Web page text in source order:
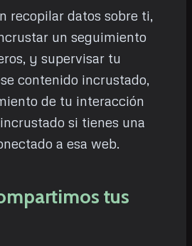
recopilar datos sobre ti,
un seguimiento
y supervisar tu
contenido incrustado,
de tu interacción
si tienes una
a esa web.
tus